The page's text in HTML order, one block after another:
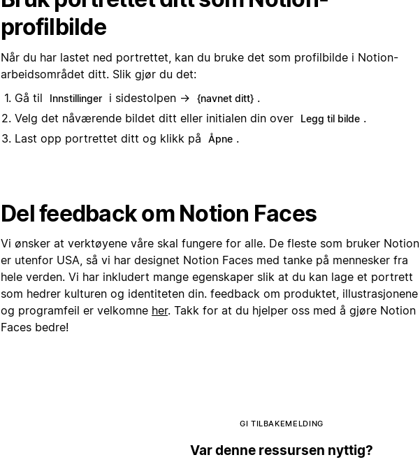
profilbilde
Når du har lastet ned portrettet, kan du bruke det som profilbilde i Notion-
arbeidsområdet ditt. Slik gjør du det:
Gå til
Innstillinger i sidestolpen → {navnet ditt} .
Velg det nåværende bildet ditt eller initialen din over
Legg til bilde .
Last opp portrettet ditt og klikk på
Åpne .
Del feedback om Notion Faces
Vi ønsker at verktøyene våre skal fungere for alle. De fleste som bruker Notion,
er utenfor USA, så vi har designet Notion Faces med tanke på mennesker fra
hele verden. Vi har inkludert mange egenskaper slik at du kan lage et portrett
som hedrer kulturen og identiteten din. feedback om produktet, illustrasjonene
og programfeil er velkomne her. Takk for at du hjelper oss med å gjøre Notion
Faces bedre!
GI TILBAKEMELDING
Var denne ressursen nyttig?